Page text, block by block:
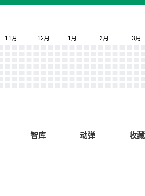
智库 动弹 收藏